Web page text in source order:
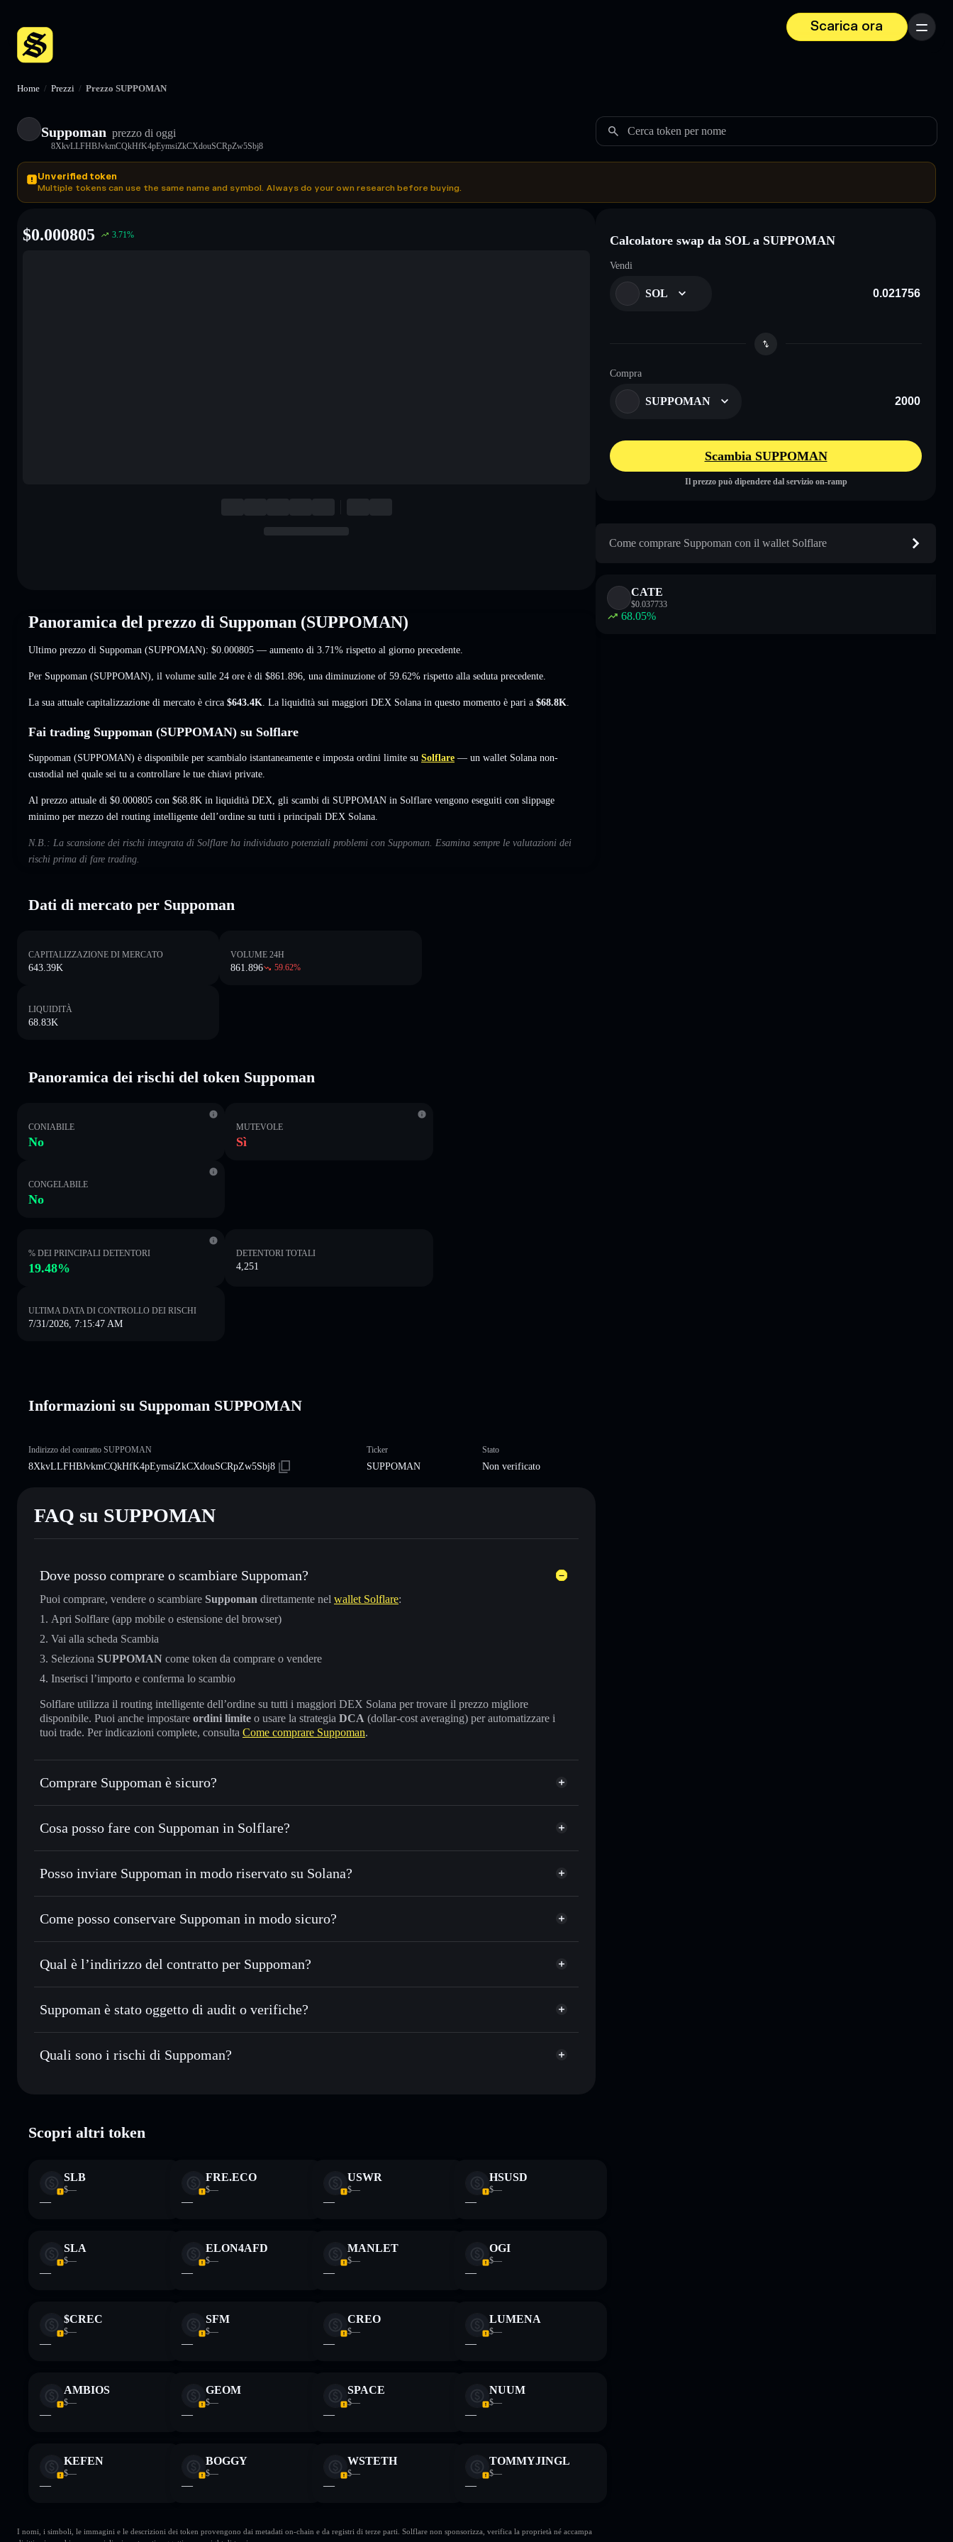
Scarica ora
Menu
Home / Prezzi / Prezzo SUPPOMAN
Suppoman prezzo di oggi
8XkvLLFHBJvkmCQkHfK4pEymsiZkCXdouSCRpZw5Sbj8
Cerca token per nome
Unverified token
Multiple tokens can use the same name and symbol. Always do your own research before buying.
$0.000805 3.71%
Panoramica del prezzo di Suppoman (SUPPOMAN)
Ultimo prezzo di Suppoman (SUPPOMAN): $0.000805 — aumento di 3.71% rispetto al giorno precedente.
Per Suppoman (SUPPOMAN), il volume sulle 24 ore è di $861.896 una diminuzione of 59.62% rispetto alla seduta precedente.
La sua attuale capitalizzazione di mercato è circa $643.4K . La liquidità sui maggiori DEX Solana in questo momento è pari a $68.8K
Fai trading Suppoman (SUPPOMAN) su Solflare
Suppoman (SUPPOMAN) è disponibile per scambialo istantaneamente e imposta ordini limite su Solflare — un wallet Solana non-
custodial nel quale sei tu a controllare le tue chiavi private.
Al prezzo attuale di $0.000805 con $68.8K in liquidità DEX, gli scambi di SUPPOMAN in Solflare vengono eseguiti con slippage
minimo per mezzo del routing intelligente dell’ordine su tutti i principali DEX Solana.
N.B.: La scansione dei rischi integrata di Solflare ha individuato potenziali problemi con Suppoman. Esamina sempre le valutazioni dei
rischi prima di fare trading.
Dati di mercato per Suppoman
CAPITALIZZAZIONE DI MERCATO
643.39K
VOLUME 24H
861.896 59.62%
LIQUIDITÀ
68.83K
Panoramica dei rischi del token Suppoman
CONIABILE
No
MUTEVOLE
Sì
CONGELABILE
No
% DEI PRINCIPALI DETENTORI
19.48%
DETENTORI TOTALI
4,251
ULTIMA DATA DI CONTROLLO DEI RISCHI
7/31/2026, 7:15:47 AM
Informazioni su Suppoman SUPPOMAN
Indirizzo del contratto SUPPOMAN
8XkvLLFHBJvkmCQkHfK4pEymsiZkCXdouSCRpZw5Sbj8
Ticker
SUPPOMAN
Stato
Non verificato
FAQ su SUPPOMAN
Dove posso comprare o scambiare Suppoman?
Puoi comprare, vendere o scambiare Suppoman direttamente nel wallet Solflare:
Apri Solflare (app mobile o estensione del browser)
Vai alla scheda Scambia
Seleziona SUPPOMAN come token da comprare o vendere
Inserisci l’importo e conferma lo scambio
Solflare utilizza il routing intelligente dell’ordine su tutti i maggiori DEX Solana per trovare il prezzo migliore
disponibile. Puoi anche impostare ordini limite o usare la strategia DCA (dollar-cost averaging) per automatizzare i
tuoi trade. Per indicazioni complete, consulta Come comprare Suppoman.
Comprare Suppoman è sicuro?
Suppoman non è verificato
Cosa posso fare con Suppoman in Solflare?
Suppoman
wallet Solflare
Scambiare istantaneamente — scambia SUPPOMAN in SOL, USDC o in migliaia di altri token Solana al prezzo
Usare il DCA— applica la strategia dollar-cost average su SUPPOMAN nel tempo
Inviare in modo riservato— trasferisci SUPPOMAN senza collegare pubblicamente i wallet usando l’Aggregatore
di privacy incorporato di Solflare
ed esclusivo controllo delle tue chiavi private
Posso inviare Suppoman in modo riservato su Solana?
Aggregatore di privacy
Come posso conservare Suppoman in modo sicuro?
Suppoman wallet non-custodial Solflare
Aggregatore di
privacy
Qual è l’indirizzo del contratto per Suppoman?
Suppoman
8XkvLLFHBJvkmCQkHfK4pEymsiZkCXdouSCRpZw5Sbj8
Solflare
Suppoman è stato oggetto di audit o verifiche?
Suppoman non è verificato
Quali sono i rischi di Suppoman?
Scopri altri token
SLB
$—
—
FRE.ECO
$—
—
USWR
$—
—
HSUSD
$—
—
SLA
$—
—
ELON4AFD
$—
—
MANLET
$—
—
OGI
$—
—
$CREC
$—
—
SFM
$—
—
CREO
$—
—
LUMENA
$—
—
AMBIOS
$—
—
GEOM
$—
—
SPACE
$—
—
NUUM
$—
—
KEFEN
$—
—
BOGGY
$—
—
WSTETH
$—
—
TOMMYJINGL
$—
—
I nomi, i simboli, le immagini e le descrizioni dei token provengono dai metadati on-chain e da registri di terze parti. Solflare non sponsorizza, verifica la proprietà né accampa
Calcolatore swap da SOL a SUPPOMAN
Vendi
SOL
Compra
SUPPOMAN
Scambia SUPPOMAN
Il prezzo può dipendere dal servizio on-ramp
Come comprare Suppoman con il wallet Solflare
CATE
$0.037733
68.05%